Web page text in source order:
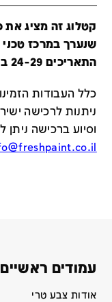
שנערך במרכז טכני
התאריכים 24-29 ביוני.
כלל העבודות
ניתנות לרכישה
וסיוע ברכישה ניתן
עמודים ראשיים
אודות צבע טרי